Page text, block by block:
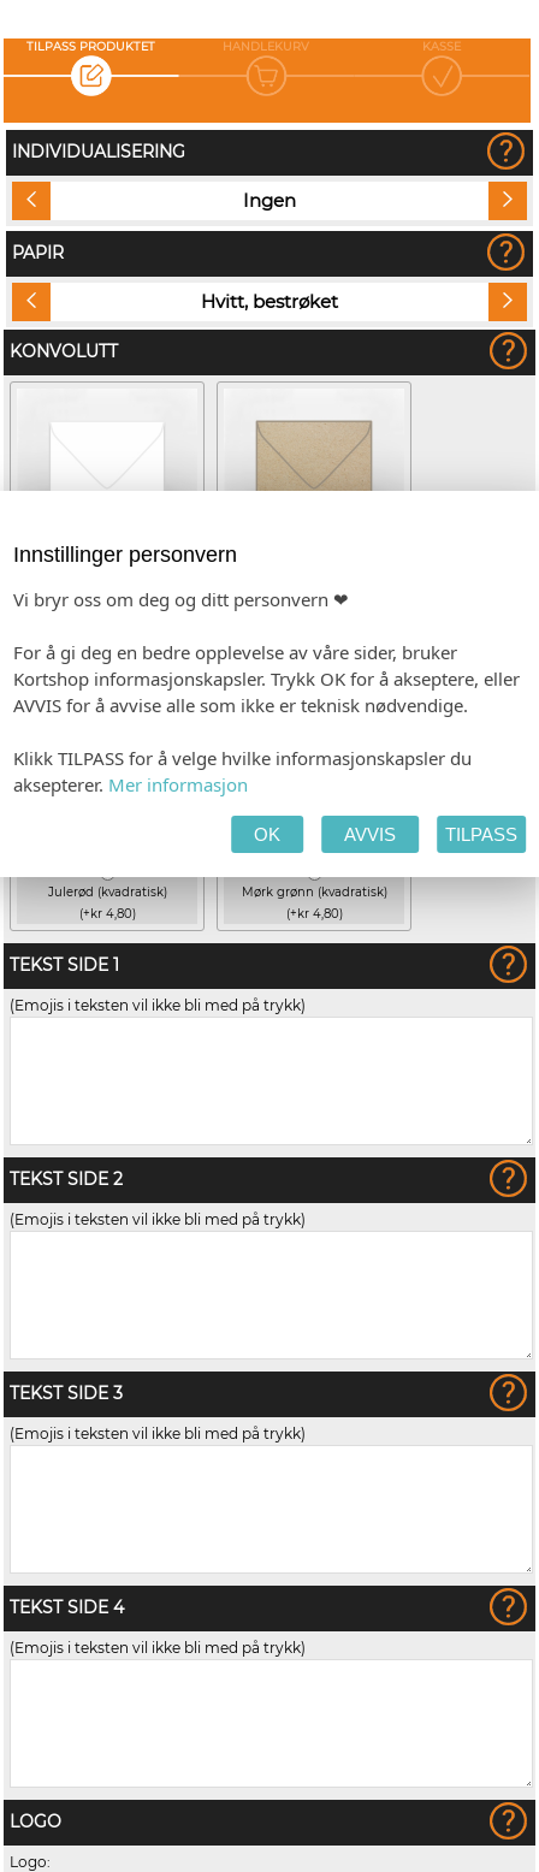
TILPASS PRODUKTET HANDLEKURV KASSE
INDIVIDUALISERING
Ingen
PAPIR
Hvitt, bestrøket
KONVOLUTT
Julerød (kvadratisk)
(+kr 4,80)
Mørk grønn (kvadratisk)
(+kr 4,80)
TEKST SIDE 1
(Emojis i teksten vil ikke bli med på trykk)
TEKST SIDE 2
(Emojis i teksten vil ikke bli med på trykk)
TEKST SIDE 3
(Emojis i teksten vil ikke bli med på trykk)
TEKST SIDE 4
(Emojis i teksten vil ikke bli med på trykk)
LOGO
Logo:
Innstillinger personvern
Vi bryr oss om deg og ditt personvern ❤
For å gi deg en bedre opplevelse av våre sider, bruker
Kortshop informasjonskapsler. Trykk OK for å akseptere, eller
AVVIS for å avvise alle som ikke er teknisk nødvendige.
Klikk TILPASS for å velge hvilke informasjonskapsler du
aksepterer. Mer informasjon
OK AVVIS TILPASS